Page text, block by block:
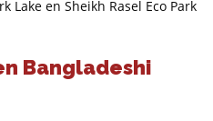
Lake en Sheikh Rasel Eco Park
Bangladeshi